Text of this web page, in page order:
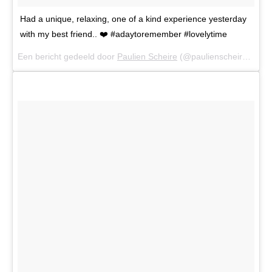
Had a unique, relaxing, one of a kind experience yesterday
with my best friend.. ❤️ #adaytoremember #lovelytime
Een bericht gedeeld door Paulien Scheire (@paulienscheire) op